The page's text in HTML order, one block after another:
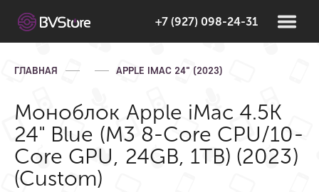
+7 (927) 098-24-31
ГЛАВНАЯ APPLE IMAC 24" (2023)
Моноблок Apple iMac 4.5K
24" Blue (M3 8-Core CPU/10-
Core GPU, 24GB, 1TB) (2023)
(Custom)